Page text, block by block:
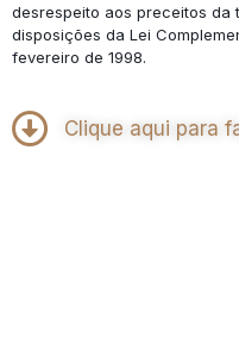
desrespeito aos preceitos da
disposições da Lei
fevereiro de 1998.
Clique aqui para